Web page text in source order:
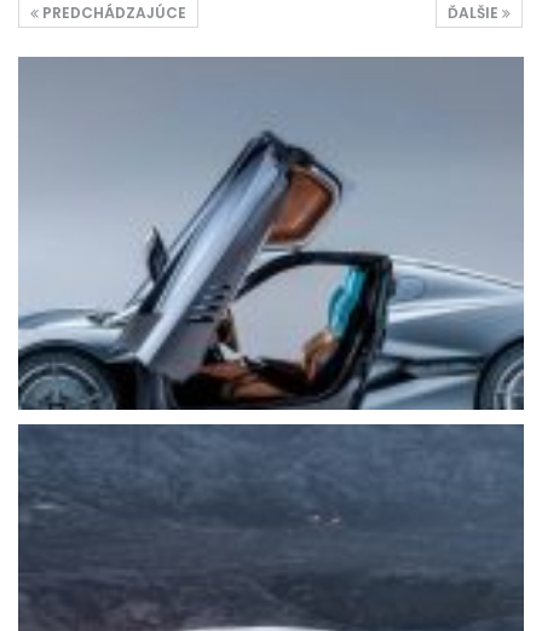
ĎALŠIE
PREDCHÁDZAJÚCE